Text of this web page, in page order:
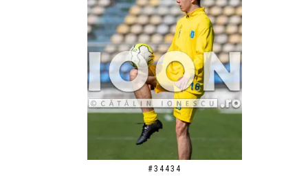
#34434